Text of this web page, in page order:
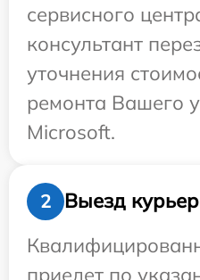
сервисного
консультант
уточнения
ремонта Вашего
Microsoft.
2
Выезд
приедет по